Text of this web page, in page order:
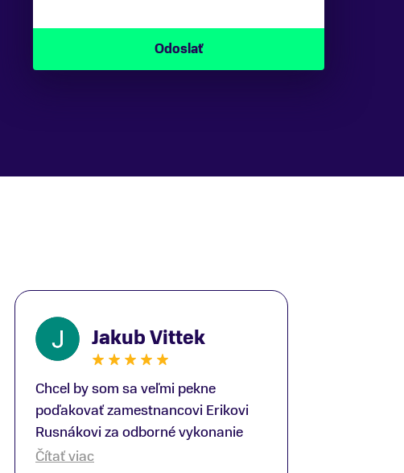
Jakub Vittek
Chcel by som sa veľmi pekne
poďakovať zamestnancovi Erikovi
Rusnákovi za odborné vykonanie
bike-fittingu. Je to super človek na
Čítať viac